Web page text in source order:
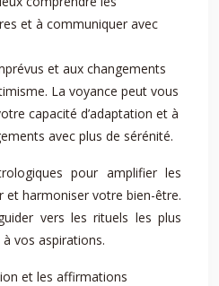
et à communiquer avec
et aux changements
La voyance peut vous
capacité d’adaptation et à
avec plus de sérénité.
pour amplifier les
et harmoniser votre bien-être.
vers les rituels les plus
vos aspirations.
et les affirmations